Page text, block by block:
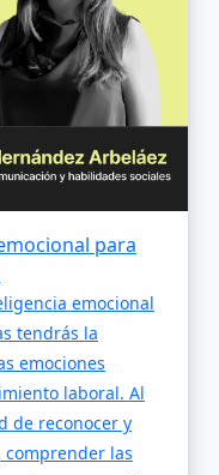
para
emocional
tendrás la
emociones
laboral. Al
de reconocer y
las